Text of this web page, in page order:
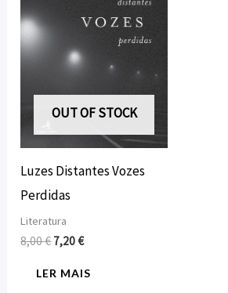
OUT OF STOCK
Luzes Distantes Vozes
Perdidas
Literatura
8,00€ 7,20€
LER MAIS